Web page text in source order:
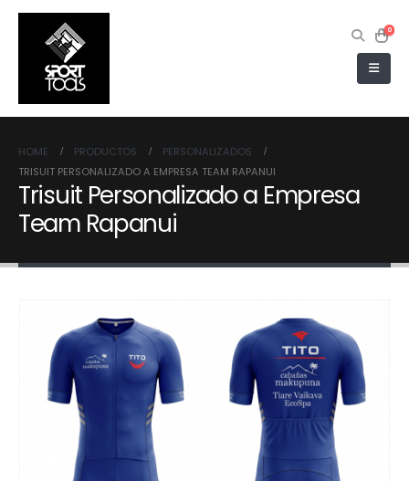
0
HOME PRODUCTOS
PERSONALIZADOS
TRISUIT PERSONALIZADO A EMPRESA TEAM RAPANUI
Trisuit Personalizado a Empresa
Team Rapanui